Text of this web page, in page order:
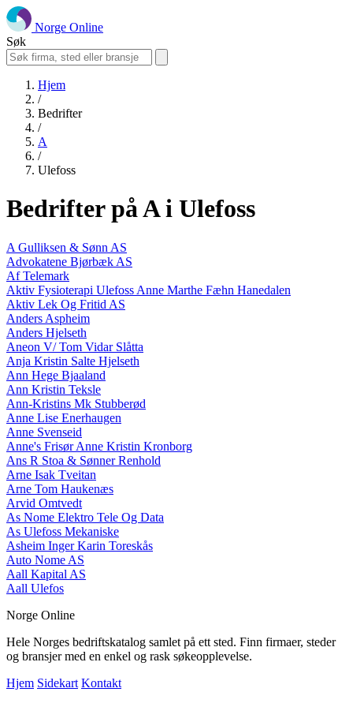
Norge Online
Søk
Hjem
/
Bedrifter
/
A
/
Ulefoss
Bedrifter på A i Ulefoss
A Gulliksen & Sønn AS
Advokatene Bjørbæk AS
Af Telemark
Aktiv Fysioterapi Ulefoss Anne Marthe Fæhn Hanedalen
Aktiv Lek Og Fritid AS
Anders Aspheim
Anders Hjelseth
Aneon V/ Tom Vidar Slåtta
Anja Kristin Salte Hjelseth
Ann Hege Bjaaland
Ann Kristin Teksle
Ann-Kristins Mk Stubberød
Anne Lise Enerhaugen
Anne Svenseid
Anne's Frisør Anne Kristin Kronborg
Ans R Stoa & Sønner Renhold
Arne Isak Tveitan
Arne Tom Haukenæs
Arvid Omtvedt
As Nome Elektro Tele Og Data
As Ulefoss Mekaniske
Asheim Inger Karin Toreskås
Auto Nome AS
Aall Kapital AS
Aall Ulefos
Norge Online
Hele Norges bedriftskatalog samlet på ett sted. Finn firmaer, steder
og bransjer med en enkel og rask søkeopplevelse.
Hjem Sidekart Kontakt